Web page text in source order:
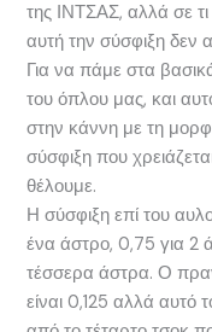
της ΙΝΤΣΑΣ, αλλά σε
αυτή την σύσφιξη δεν
Για να πάμε στα
του όπλου μας, και
στην κάννη με τη
σύσφιξη που
θέλουμε.
Η σύσφιξη επί του
ένα άστρο, 0,75 για 2
τέσσερα άστρα. Ο
είναι 0,125 αλλά αυτό